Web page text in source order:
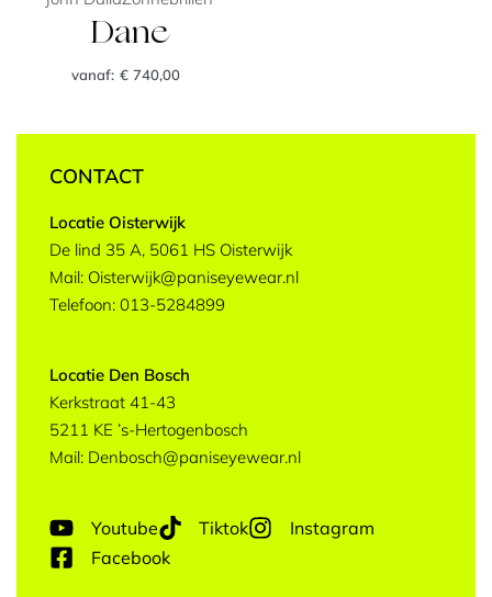
Dane
vanaf: € 740,00
CONTACT
Locatie Oisterwijk
De lind 35 A, 5061 HS Oisterwijk
Mail: Oisterwijk@paniseyewear.nl
Telefoon: 013-5284899
Locatie Den Bosch
Kerkstraat 41-43
5211 KE ’s-Hertogenbosch
Mail: Denbosch@paniseyewear.nl
Youtube Tiktok
Instagram
Facebook